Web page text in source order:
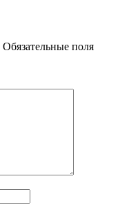
Обязательные поля